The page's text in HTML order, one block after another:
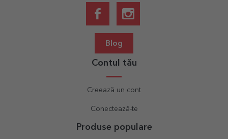
Blog
Contul tău
Creează un cont
Conectează-te
Produse populare